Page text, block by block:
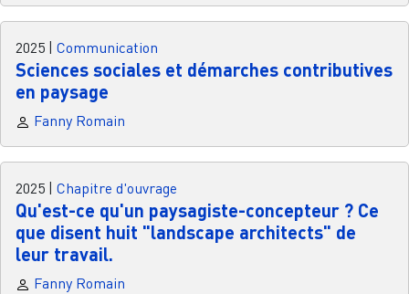
2025 Communication
Sciences sociales et démarches contributives
en paysage
Fanny Romain
2025 Chapitre d'ouvrage
Qu'est-ce qu'un paysagiste-concepteur ? Ce
que disent huit "landscape architects" de
leur travail.
Fanny Romain